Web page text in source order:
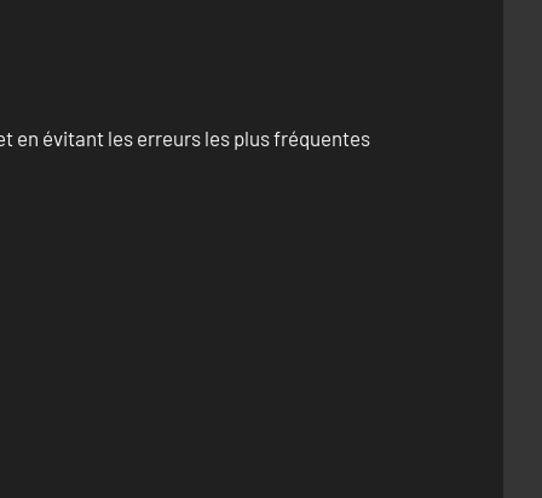
en évitant les erreurs les plus fréquentes